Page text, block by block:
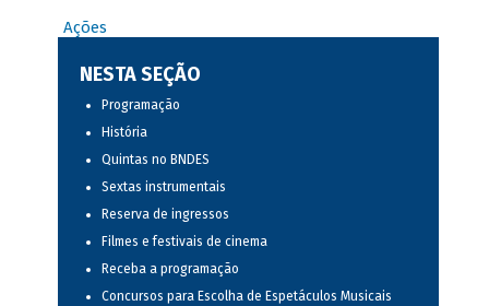
Ações
NESTA SEÇÃO
Programação
História
Quintas no BNDES
Sextas instrumentais
Reserva de ingressos
Filmes e festivais de cinema
Receba a programação
Concursos para Escolha de Espetáculos Musicais